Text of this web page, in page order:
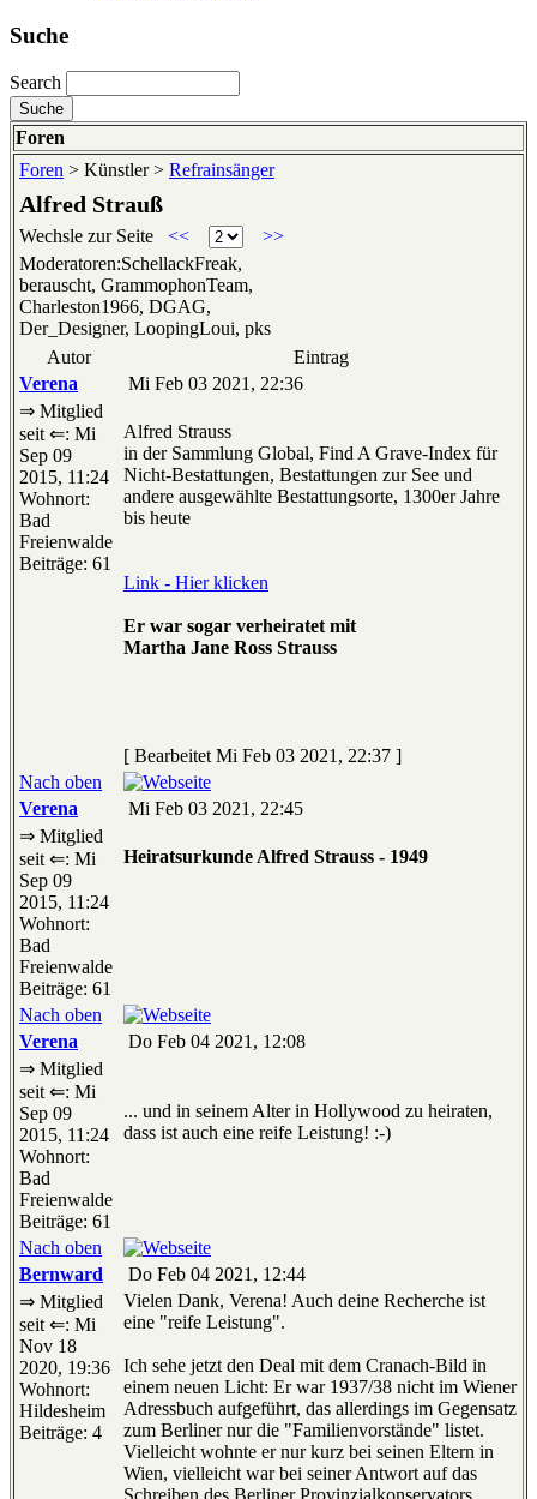
Suche
Search
Foren
Foren > Künstler > Refrainsänger
Alfred Strauß
Wechsle zur Seite <<
>>
Moderatoren:SchellackFreak,
berauscht, GrammophonTeam,
Charleston1966, DGAG,
Der_Designer, LoopingLoui, pks
Autor
Eintrag
Verena
Mi Feb 03 2021, 22:36
⇒ Mitglied
seit ⇐: Mi
Sep 09
2015, 11:24
Wohnort:
Bad
Freienwalde
Beiträge: 61
Alfred Strauss
in der Sammlung Global, Find A Grave-Index für
Nicht-Bestattungen, Bestattungen zur See und
andere ausgewählte Bestattungsorte, 1300er Jahre
bis heute
Link - Hier klicken
Er war sogar verheiratet mit
Martha Jane Ross Strauss
[ Bearbeitet Mi Feb 03 2021, 22:37 ]
Nach oben
Verena
Mi Feb 03 2021, 22:45
⇒ Mitglied
seit ⇐: Mi
Sep 09
2015, 11:24
Wohnort:
Bad
Freienwalde
Beiträge: 61
Heiratsurkunde Alfred Strauss - 1949
Nach oben
Verena
Do Feb 04 2021, 12:08
⇒ Mitglied
seit ⇐: Mi
Sep 09
2015, 11:24
Wohnort:
Bad
Freienwalde
Beiträge: 61
... und in seinem Alter in Hollywood zu heiraten,
dass ist auch eine reife Leistung! :-)
Nach oben
Bernward
Do Feb 04 2021, 12:44
⇒ Mitglied
seit ⇐: Mi
Nov 18
2020, 19:36
Wohnort:
Hildesheim
Beiträge: 4
Vielen Dank, Verena! Auch deine Recherche ist
eine "reife Leistung".
Ich sehe jetzt den Deal mit dem Cranach-Bild in
einem neuen Licht: Er war 1937/38 nicht im Wiener
Adressbuch aufgeführt, das allerdings im Gegensatz
zum Berliner nur die "Familienvorstände" listet.
Vielleicht wohnte er nur kurz bei seinen Eltern in
Wien, vielleicht war bei seiner Antwort auf das